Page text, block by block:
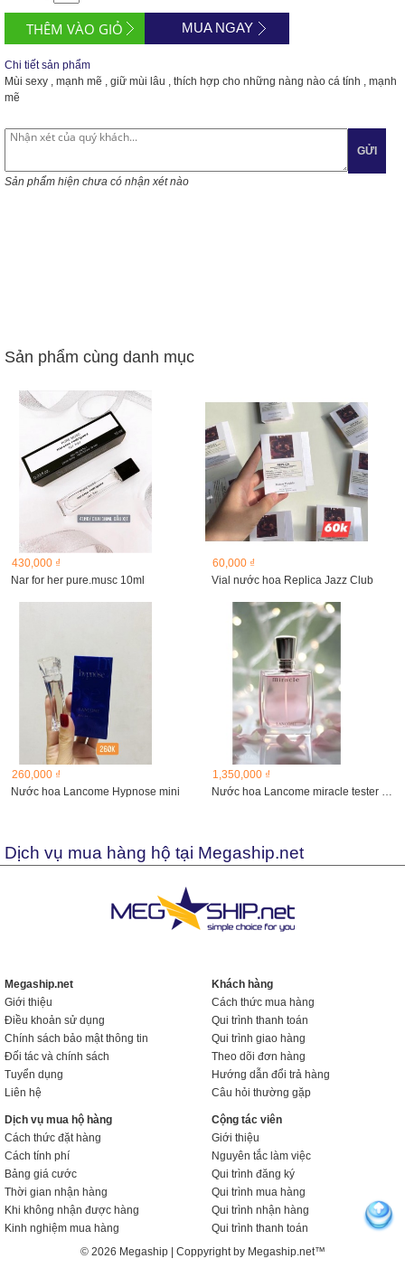
MUA NGAY
Chi tiết sản phẩm
Mùi sexy , mạnh mẽ , giữ mùi lâu , thích hợp cho những nàng nào cá tính , mạnh
mẽ
GỬI
Sản phẩm hiện chưa có nhận xét nào
Sản phẩm cùng danh mục
430,000 ₫
Nar for her pure.musc 10ml
60,000 ₫
Vial nước hoa Replica Jazz Club
260,000 ₫
Nước hoa Lancome Hypnose mini
1,350,000 ₫
Nước hoa Lancome miracle tester 100 ml
Dịch vụ mua hàng hộ tại Megaship.net
Megaship.net
Giới thiệu
Điều khoản sử dụng
Chính sách bảo mật thông tin
Đối tác và chính sách
Tuyển dụng
Liên hệ
Khách hàng
Cách thức mua hàng
Qui trình thanh toán
Qui trình giao hàng
Theo dõi đơn hàng
Hướng dẫn đổi trả hàng
Câu hỏi thường gặp
Dịch vụ mua hộ hàng
Cách thức đặt hàng
Cách tính phí
Bảng giá cước
Thời gian nhận hàng
Khi không nhận được hàng
Kinh nghiệm mua hàng
Cộng tác viên
Giới thiệu
Nguyên tắc làm việc
Qui trình đăng ký
Qui trình mua hàng
Qui trình nhận hàng
Qui trình thanh toán
© 2026 Megaship | Coppyright by Megaship.net™